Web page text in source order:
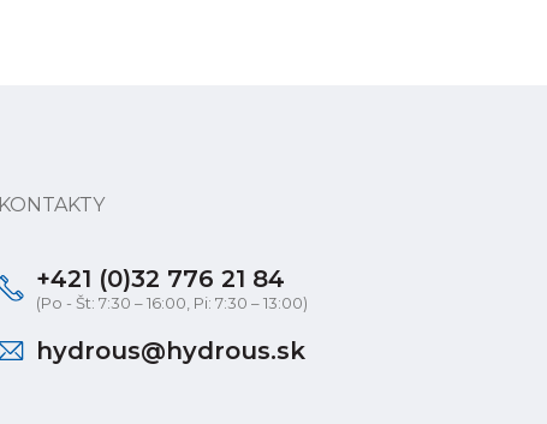
KONTAKTY
+421 (0)32 776 21 84
(Po - Št: 7:30 – 16:00, Pi: 7:30 – 13:00)
hydrous@hydrous.sk